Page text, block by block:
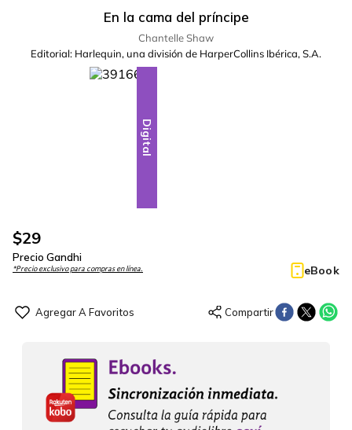
En la cama del príncipe
Chantelle Shaw
Editorial: Harlequin, una división de HarperCollins Ibérica, S.A.
Digital
$29
Precio Gandhi
*Precio exclusivo para compras en línea. eBook